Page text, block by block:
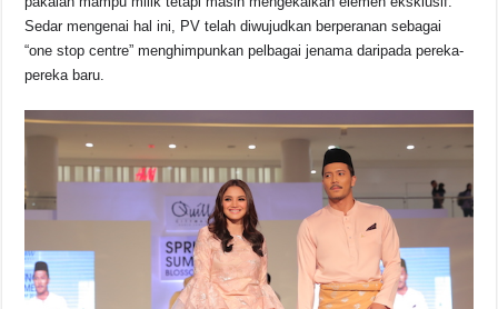
Sedar mengenai hal ini, PV telah diwujudkan berperanan sebagai
“one stop centre” menghimpunkan pelbagai jenama daripada pereka-
pereka baru.